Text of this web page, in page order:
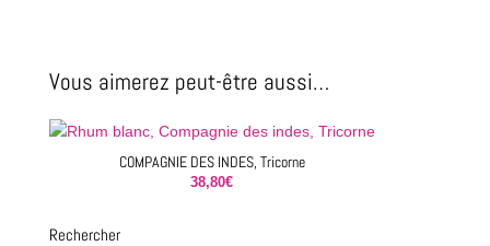
Vous aimerez peut-être aussi…
COMPAGNIE DES INDES, Tricorne
38,80€
Rechercher